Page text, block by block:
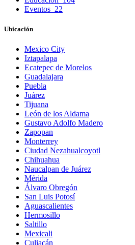
Eventos 22
Ubicación
Mexico City
Iztapalapa
Ecatepec de Morelos
Guadalajara
Puebla
Juárez
Tijuana
León de los Aldama
Gustavo Adolfo Madero
Zapopan
Monterrey
Ciudad Nezahualcoyotl
Chihuahua
Naucalpan de Juárez
Mérida
Álvaro Obregón
San Luis Potosí
Aguascalientes
Hermosillo
Saltillo
Mexicali
Culiacán